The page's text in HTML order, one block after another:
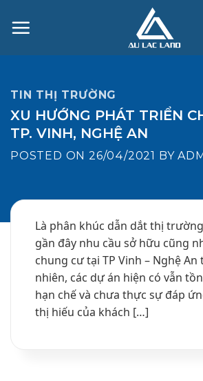
TIN THỊ TRƯỜNG
XU HƯỚNG PHÁT TRIỂN
TP. VINH, NGHỆ AN
POSTED ON26/04/2021 BY
Là phân khúc dẫn dắt thị
gần đây nhu cầu sở hữu cũng
chung cư tại TP Vinh – Nghệ An
nhiên, các dự án hiện có vẫn
hạn chế và chưa thực sự đáp
thị hiếu của khách […]